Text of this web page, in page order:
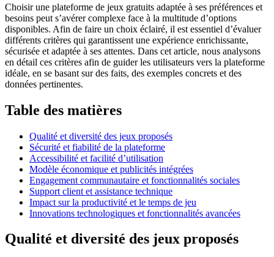
Choisir une plateforme de jeux gratuits adaptée à ses préférences et
besoins peut s’avérer complexe face à la multitude d’options
disponibles. Afin de faire un choix éclairé, il est essentiel d’évaluer
différents critères qui garantissent une expérience enrichissante,
sécurisée et adaptée à ses attentes. Dans cet article, nous analysons
en détail ces critères afin de guider les utilisateurs vers la plateforme
idéale, en se basant sur des faits, des exemples concrets et des
données pertinentes.
Table des matières
Qualité et diversité des jeux proposés
Sécurité et fiabilité de la plateforme
Accessibilité et facilité d’utilisation
Modèle économique et publicités intégrées
Engagement communautaire et fonctionnalités sociales
Support client et assistance technique
Impact sur la productivité et le temps de jeu
Innovations technologiques et fonctionnalités avancées
Qualité et diversité des jeux proposés